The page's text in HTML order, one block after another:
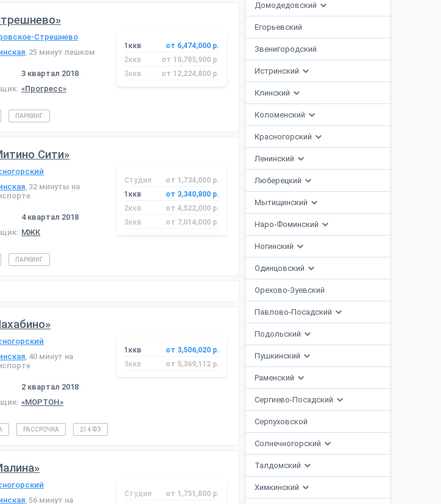
Домодедовский
Егорьевский
Звенигородский
Истринский
Клинский
Коломенский
Красногорский
Ленинский
Люберецкий
Мытищинский
Наро-Фоминский
Ногинский
Одинцовский
Орехово-Зуевский
Павлово-Посадский
Подольский
Пушкинский
Раменский
Сергиево-Посадский
Серпуховской
Солнечногорский
Талдомский
Химкинский
Стрешнево
, 25 минут пешком
3 квартал 2018
«Прогресс»
1ккв
от 6,474,000 р.
2ккв
от 10,785,900 р.
3ккв
от 12,224,800 р.
ПАРКИНГ
Сити»
, 32 минуты на
4 квартал 2018
МЖК
Студия
от 1,734,000 р.
1ккв
от 3,340,800 р.
2ккв
от 4,522,000 р.
3ккв
от 7,014,000 р.
ПАРКИНГ
, 40 минут на
2 квартал 2018
«МОРТОН»
1ккв
от 3,506,020 р.
3ккв
от 5,369,112 р.
РАССРОЧКА 214 ФЗ
, 56 минут на
Студия
от 1,751,800 р.